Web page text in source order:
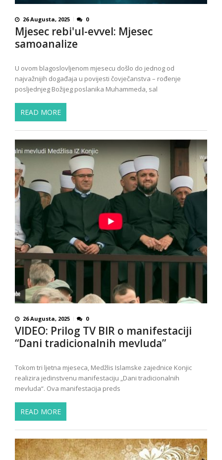
26 Augusta, 2025 0
Mjesec rebi'ul-evvel: Mjesec
samoanalize
U ovom blagoslovljenom mjesecu došlo do jednog od
najvažnijih događaja u povijesti čovječanstva – rođenje
posljednjeg Božijeg poslanika Muhammeda, sal
READ MORE
26 Augusta, 2025 0
VIDEO: Prilog TV BIR o manifestaciji
“Dani tradicionalnih mevluda”
Tokom tri ljetna mjeseca, Medžlis Islamske zajednice Konjic
realizira jedinstvenu manifestaciju „Dani tradicionalnih
mevluda“. Ova manifestacija preds
READ MORE